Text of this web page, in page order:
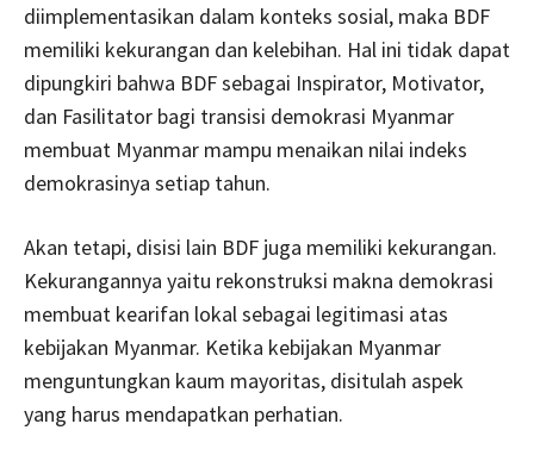
diimplementasikan dalam konteks sosial, maka BDF
memiliki kekurangan dan kelebihan. Hal ini tidak dapat
dipungkiri bahwa BDF sebagai Inspirator, Motivator,
dan Fasilitator bagi transisi demokrasi Myanmar
membuat Myanmar mampu menaikan nilai indeks
demokrasinya setiap tahun.
Akan tetapi, disisi lain BDF juga memiliki kekurangan.
Kekurangannya yaitu rekonstruksi makna demokrasi
membuat kearifan lokal sebagai legitimasi atas
kebijakan Myanmar. Ketika kebijakan Myanmar
menguntungkan kaum mayoritas, disitulah aspek
yang harus mendapatkan perhatian.